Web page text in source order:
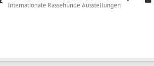
Internationale Rassehunde Ausstellungen